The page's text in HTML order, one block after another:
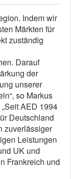
Indem wir
Märkten für
zuständig
Darauf
der
unserer
so Markus
AED 1994
Deutschland
zuverlässiger
Leistungen
UK und
Frankreich und